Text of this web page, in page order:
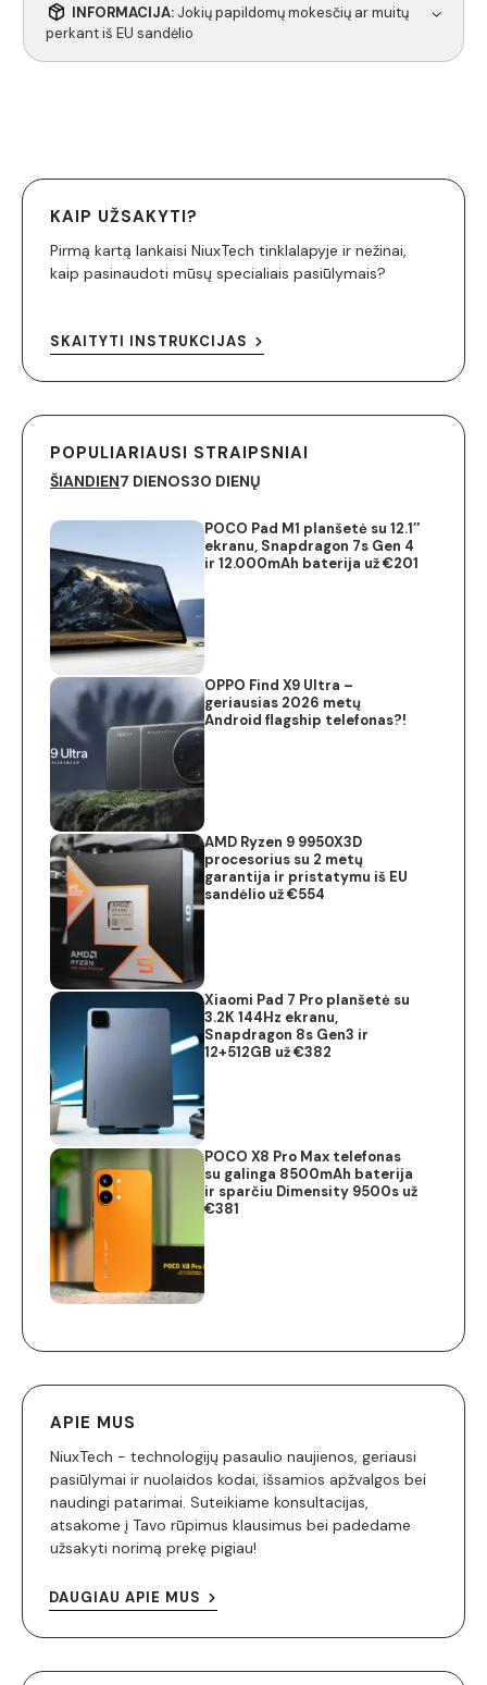
INFORMACIJA: Jokių papildomų mokesčių ar muitų
perkant iš EU sandėlio
KAIP UŽSAKYTI?
Pirmą kartą lankaisi NiuxTech tinklalapyje ir nežinai,
kaip pasinaudoti mūsų specialiais pasiūlymais?
SKAITYTI INSTRUKCIJAS
POPULIARIAUSI STRAIPSNIAI
ŠIANDIEN7 DIENOS30 DIENŲ
POCO Pad M1 planšetė su 12.1″
ekranu, Snapdragon 7s Gen 4
ir 12.000mAh baterija už €201
OPPO Find X9 Ultra –
geriausias 2026 metų
Android flagship telefonas?!
AMD Ryzen 9 9950X3D
procesorius su 2 metų
garantija ir pristatymu iš EU
sandėlio už €554
Xiaomi Pad 7 Pro planšetė su
3.2K 144Hz ekranu,
Snapdragon 8s Gen3 ir
12+512GB už €382
POCO X8 Pro Max telefonas
su galinga 8500mAh baterija
ir sparčiu Dimensity 9500s už
€381
APIE MUS
NiuxTech - technologijų pasaulio naujienos, geriausi
pasiūlymai ir nuolaidos kodai, išsamios apžvalgos bei
naudingi patarimai. Suteikiame konsultacijas,
atsakome į Tavo rūpimus klausimus bei padedame
užsakyti norimą prekę pigiau!
DAUGIAU APIE MUS